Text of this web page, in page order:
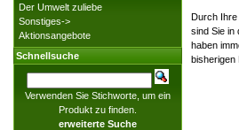
Durch Ihre
sind Sie in
haben
bisherigen
Der Umwelt zuliebe
Sonstiges->
Aktionsangebote
Schnellsuche
Verwenden Sie Stichworte, um ein
Produkt zu finden.
erweiterte Suche